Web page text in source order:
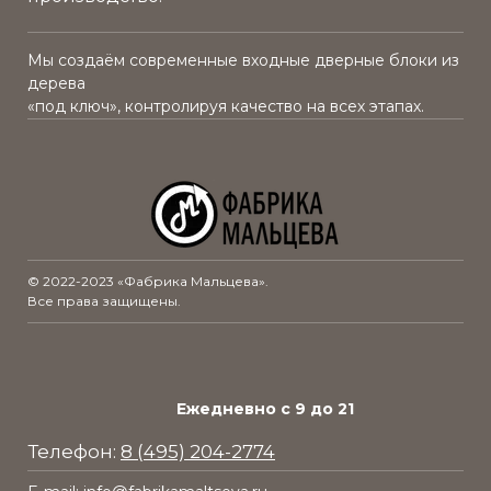
берёзовым шпоном повышенной
влагостойкости
Мы создаём современные входные дверные блоки из
дерева
«под ключ», контролируя качество на всех этапах.
© 2022-2023 «Фабрика Мальцева».
Все права защищены.
Ежедневно с 9 до 21
Телефон: 8 (495) 204-2774